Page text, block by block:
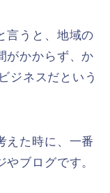
言うと、地域の
がかからず、か
ジネスだという
えた時に、一番
ブログです。